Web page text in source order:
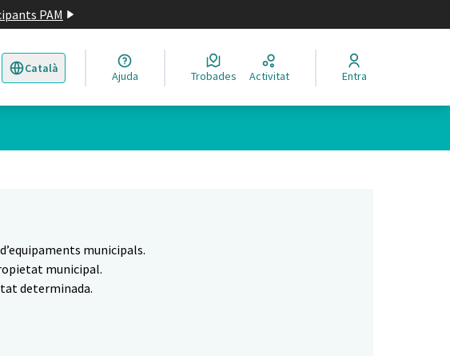
PAM
Català
Triar la llengua Elegir el idioma
Ajuda Trobades Activitat Entra
municipals.
municipal.
determinada.